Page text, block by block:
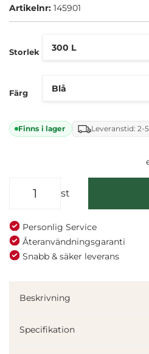
Artikelnr: 145901
Storlek
Färg
Finns i lager Leveranstid: 2-
st
Personlig Service
Återanvändningsgaranti
Snabb & säker leverans
Beskrivning
Specifikation